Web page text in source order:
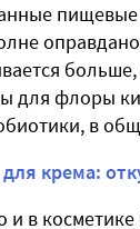
пищевые
для флоры
в
крема:
и в